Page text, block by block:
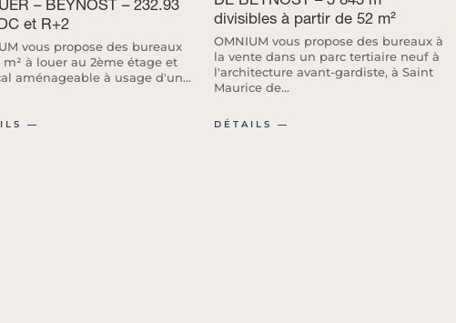
– BEYNOST – 232.93
et R+2
vous propose des bureaux
m² à louer au 2ème étage et
aménageable à usage d'un...
―
divisibles à partir de 52 m²
OMNIUM vous propose des bureaux à
la vente dans un parc tertiaire neuf à
l'architecture avant-gardiste, à Saint
Maurice de...
DÉTAILS ―